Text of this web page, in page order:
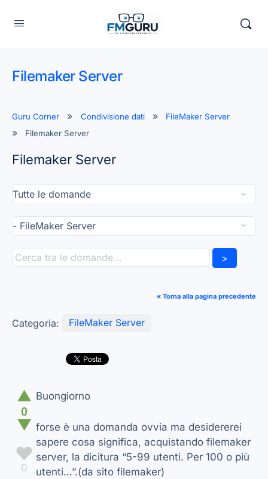
Filemaker Server
Guru Corner Condivisione dati
FileMaker Server
Filemaker Server
Filemaker Server
>
« Torna alla pagina precedente
Categoria: FileMaker Server
▲
0
▼
♥
0
Buongiorno
forse è una domanda ovvia ma desidererei
sapere cosa significa, acquistando filemaker
server, la dicitura “5-99 utenti. Per 100 o più
utenti…”.(da sito filemaker)